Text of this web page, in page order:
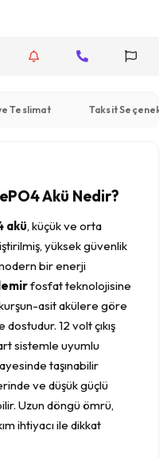
Teslimat Taksit
Akü Nedir?
akü, küçük ve orta
yüksek güvenlik
bir enerji
fosfat teknolojisine
asit akülere göre
12 volt çıkış
sistemle uyumlu
taşınabilir
ve düşük güçlü
Uzun döngü ömrü,
ihtiyacı ile dikkat